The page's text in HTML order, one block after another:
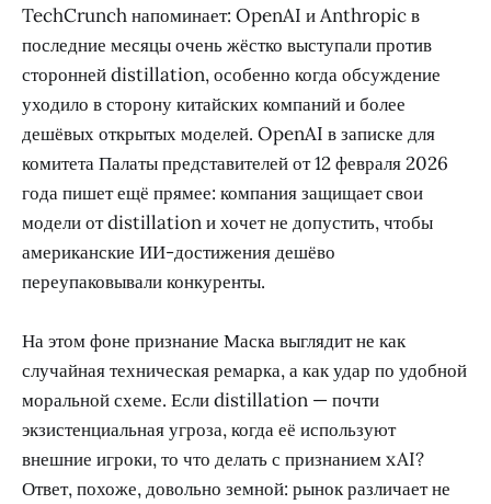
TechCrunch напоминает: OpenAI и Anthropic в
последние месяцы очень жёстко выступали против
сторонней distillation, особенно когда обсуждение
уходило в сторону китайских компаний и более
дешёвых открытых моделей. OpenAI в записке для
комитета Палаты представителей от 12 февраля 2026
года пишет ещё прямее: компания защищает свои
модели от distillation и хочет не допустить, чтобы
американские ИИ-достижения дешёво
переупаковывали конкуренты.
На этом фоне признание Маска выглядит не как
случайная техническая ремарка, а как удар по удобной
моральной схеме. Если distillation — почти
экзистенциальная угроза, когда её используют
внешние игроки, то что делать с признанием xAI?
Ответ, похоже, довольно земной: рынок различает не